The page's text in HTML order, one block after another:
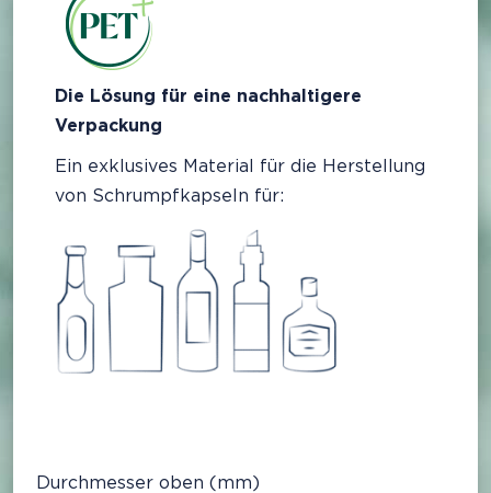
Die Lösung für eine nachhaltigere
Verpackung
Ein exklusives Material für die Herstellung
von Schrumpfkapseln für:
Durchmesser oben (mm)